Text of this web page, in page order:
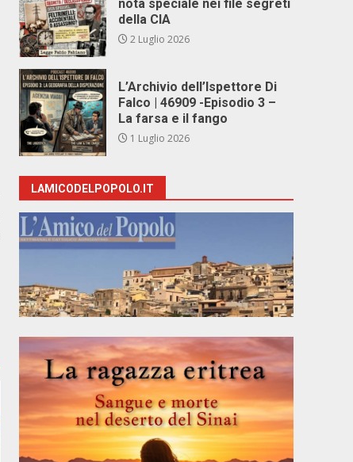
nota speciale nei file segreti
della CIA
2 Luglio 2026
L’Archivio dell’Ispettore Di
Falco | 46909 -Episodio 3 –
La farsa e il fango
1 Luglio 2026
LAMICODELPOPOLO.IT